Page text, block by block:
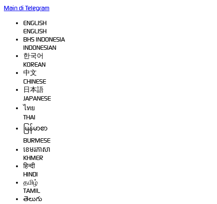
Main di Telegram
ENGLISH
ENGLISH
BHS INDONESIA
INDONESIAN
한국어
KOREAN
中文
CHINESE
日本語
JAPANESE
ไทย
THAI
မြန်မာစာ
BURMESE
ខេមរភាសា
KHMER
हिन्दी
HINDI
தமிழ்
TAMIL
తెలుగు